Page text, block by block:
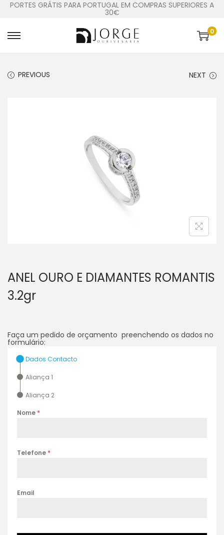
PORTES GRÁTIS PARA PORTUGAL EM COMPRAS SUPERIORES A
30€
0
PREVIOUS NEXT
ANEL OURO E DIAMANTES ROMANTIS
3.2gr
Faça um pedido de orçamento preenchendo os dados no
formulário:
Dados Contacto
Aliança 1
Aliança 2
Nome *
Telefone *
Email